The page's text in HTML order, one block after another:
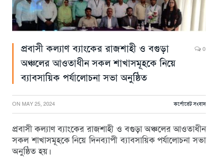
প্রবাসী কল্যাণ ব্যাংকের রাজশাহী ও বগুড়া
অঞ্চলের আওতাধীন সকল শাখাসমূহকে নিয়ে
ব্যাবসায়িক পর্যালোচনা সভা অনুষ্ঠিত
0
ON MAY 25, 2024 কর্পোরেট সংবাদ
প্রবাসী কল্যাণ ব্যাংকের রাজশাহী ও বগুড়া অঞ্চলের আওতাধীন
সকল শাখাসমূহকে নিয়ে দিনব্যাপী ব্যাবসায়িক পর্যালোচনা সভা
অনুষ্ঠিত হয়।